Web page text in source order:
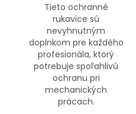
Tieto ochranné
rukavice sú
nevyhnutným
doplnkom pre každého
profesionála, ktorý
potrebuje spoľahlivú
ochranu pri
mechanických
prácach.